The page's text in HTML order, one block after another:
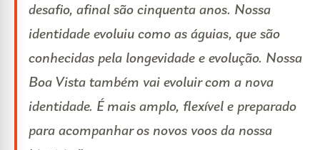
desafio, afinal são cinquenta anos. Nossa
identidade evoluiu como as águias, que são
conhecidas pela longevidade e evolução. Nossa
Boa Vista também vai evoluir com a nova
identidade. É mais amplo, flexível e preparado
para acompanhar os novos voos da nossa